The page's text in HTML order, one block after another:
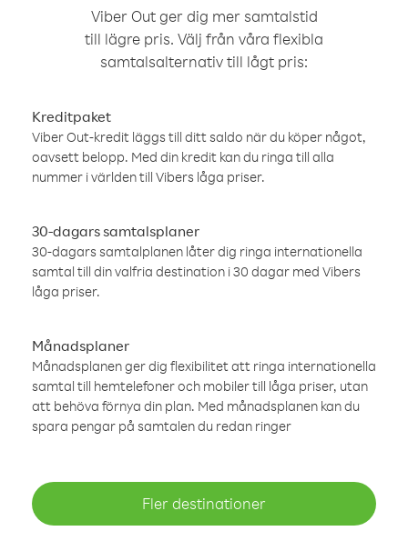
Viber Out ger dig mer samtalstid
till lägre pris. Välj från våra flexibla
samtalsalternativ till lågt pris:
Kreditpaket
Viber Out-kredit läggs till ditt saldo när du köper något,
oavsett belopp. Med din kredit kan du ringa till alla
nummer i världen till Vibers låga priser.
30-dagars samtalsplaner
30-dagars samtalplanen låter dig ringa internationella
samtal till din valfria destination i 30 dagar med Vibers
låga priser.
Månadsplaner
Månadsplanen ger dig flexibilitet att ringa internationella
samtal till hemtelefoner och mobiler till låga priser, utan
att behöva förnya din plan. Med månadsplanen kan du
spara pengar på samtalen du redan ringer
Fler destinationer